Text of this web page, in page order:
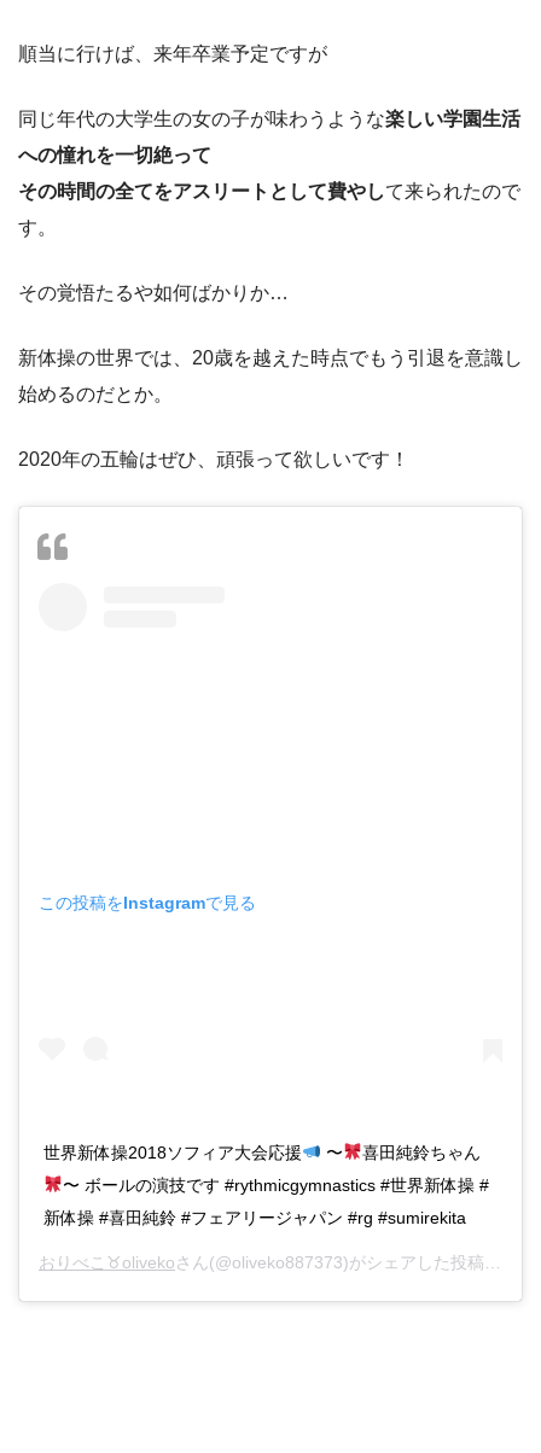
順当に行けば、来年卒業予定ですが
同じ年代の大学生の女の子が味わうような楽しい学園生活
への憧れを一切絶って
その時間の全てをアスリートとして費やして来られたので
す。
その覚悟たるや如何ばかりか…
新体操の世界では、20歳を越えた時点でもう引退を意識し
始めるのだとか。
2020年の五輪はぜひ、頑張って欲しいです！
この投稿をInstagramで見る
世界新体操2018ソフィア大会応援 〜
喜田純鈴ちゃん
〜 ボールの演技です #rythmicgymnastics #世界新体操 #
新体操 #喜田純鈴 #フェアリージャパン #rg #sumirekita
おりべこ♉︎olivekoさん(@oliveko887373)がシェアした投稿 –